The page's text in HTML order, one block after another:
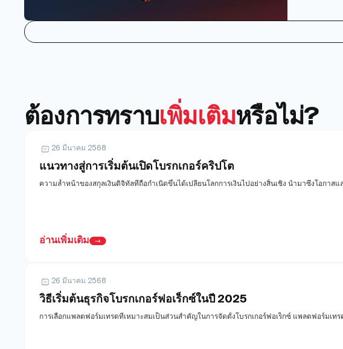
ต้องการทราบเพิ่มเติมหรือไม่?
26 มีนาคม 2568
แนวทางสู่การเริ่มต้นเปิดโบรกเกอร์คริปโต
ความล้ำหน้าของสกุลเงินดิจิทัลที่ถือกำเนิดขึ้นได้เปลี่ยนโลกการเงินไปอย่างสิ้นเชิง นำมาซึ่งโอกาส
อ่านเพิ่มเติม
26 มีนาคม 2568
วิธีเริ่มต้นธุรกิจโบรกเกอร์ฟอเร็กซ์ในปี 2025
การเลือกแพลตฟอร์มเทรดที่เหมาะสมเป็นส่วนสำคัญในการจัดตั้งโบรกเกอร์ฟอเร็กซ์ แพลตฟอร์มเทร